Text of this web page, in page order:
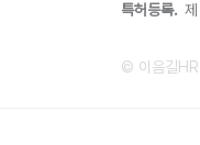
특허등록.
© 이음길